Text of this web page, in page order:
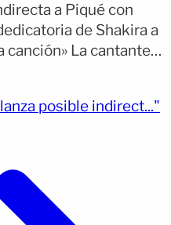
a Piqué con
de Shakira a
canción» La cantante
que podría
a su ex, Gerard
posible indirect..."